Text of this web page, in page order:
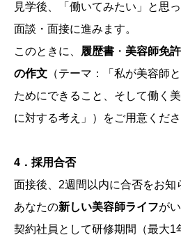
見学後、「働いてみたい」と思
面談・面接に進みます。
このときに、
履歴書 ・ 美容師免
の作文 （テーマ：「私が美容師
ためにできること、そして働く
に対する考え」）をご用意くださ
4．採用合否
面接後、2週間以内に合否をお知
あなたの新しい美容師ライフが
契約社員として研修期間（最大1